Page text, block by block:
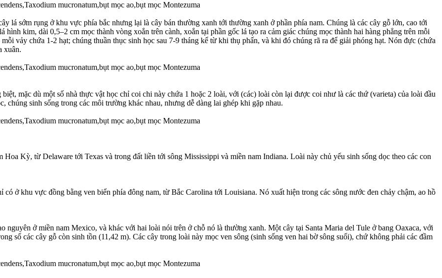
lá sớm rụng ở khu vực phía bắc nhưng lại là cây bán thường xanh tới thường xanh ở phần phía nam. Chúng là các cây gỗ lớn, cao tới
kim, dài 0,5–2 cm mọc thành vòng xoắn trên cành, xoắn tại phần gốc lá tạo ra cảm giác chúng mọc thành hai hàng phẳng trên mỗi
vảy chứa 1-2 hạt; chúng thuần thục sinh học sau 7-9 tháng kể từ khi thụ phấn, và khi đó chúng rã ra để giải phóng hạt. Nón đực (chứa
xuân.
mặc dù một số nhà thực vật học chỉ coi chi này chứa 1 hoặc 2 loài, với (các) loài còn lại được coi như là các thứ (varieta) của loài đầu
chúng sinh sống trong các môi trường khác nhau, nhưng dễ dàng lai ghép khi gặp nhau.
Kỳ, từ Delaware tới Texas và trong đất liền tới sông Mississippi và miền nam Indiana. Loài này chủ yếu sinh sống dọc theo các con
ở khu vực đồng bằng ven biển phía đông nam, từ Bắc Carolina tới Louisiana. Nó xuất hiện trong các sông nước đen chảy chậm, ao hồ
nguyên ở miền nam Mexico, và khác với hai loài nói trên ở chỗ nó là thường xanh. Một cây tại Santa Maria del Tule ở bang Oaxaca, với
số các cây gỗ còn sinh tồn (11,42 m). Các cây trong loài này mọc ven sông (sinh sống ven hai bờ sông suối), chứ không phải các đầm